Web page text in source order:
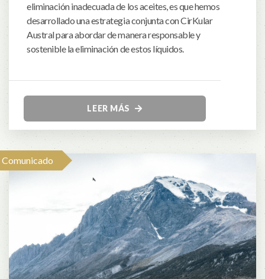
eliminación inadecuada de los aceites, es que hemos
desarrollado una estrategia conjunta con CirKular
Austral para abordar de manera responsable y
sostenible la eliminación de estos líquidos.
LEER MÁS
Comunicado